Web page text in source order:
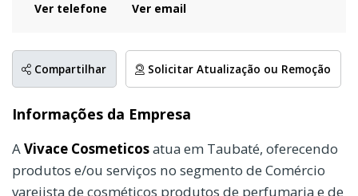
Ver telefone Ver email
Compartilhar Solicitar Atualização ou Remoção
Informações da Empresa
A Vivace Cosmeticosatua em Taubaté, oferecendo
produtos e/ou serviços no segmento de Comércio
varejista de cosméticos produtos de perfumaria e de